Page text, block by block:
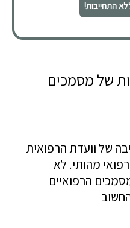
התחייבות!
של מסמכים
של ביטוח הלאומי למסמך רפואי מהותי. לא